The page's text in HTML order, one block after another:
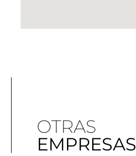
OTRAS
EMPRESAS